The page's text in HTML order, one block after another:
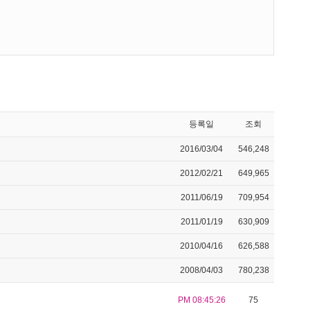
등록일 조회
2016/03/04 546,248
2012/02/21 649,965
2011/06/19 709,954
2011/01/19 630,909
2010/04/16 626,588
2008/04/03 780,238
PM 08:45:26 75